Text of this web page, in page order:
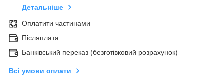
Детальніше
Оплатити частинами
Післяплата
Банківський переказ (безготівковий розрахунок)
Всі умови оплати